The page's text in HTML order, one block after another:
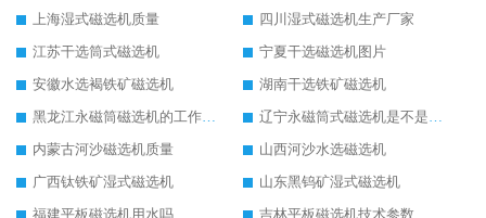
上海湿式磁选机质量
四川湿式磁选机生产厂家
江苏干选筒式磁选机
宁夏干选磁选机图片
安徽水选褐铁矿磁选机
湖南干选铁矿磁选机
黑龙江永磁筒磁选机的工作原理
辽宁永磁筒式磁选机是不是强磁
内蒙古河沙磁选机质量
山西河沙水选磁选机
广西钛铁矿湿式磁选机
山东黑钨矿湿式磁选机
福建平板磁选机用水吗
吉林平板磁选机技术参数